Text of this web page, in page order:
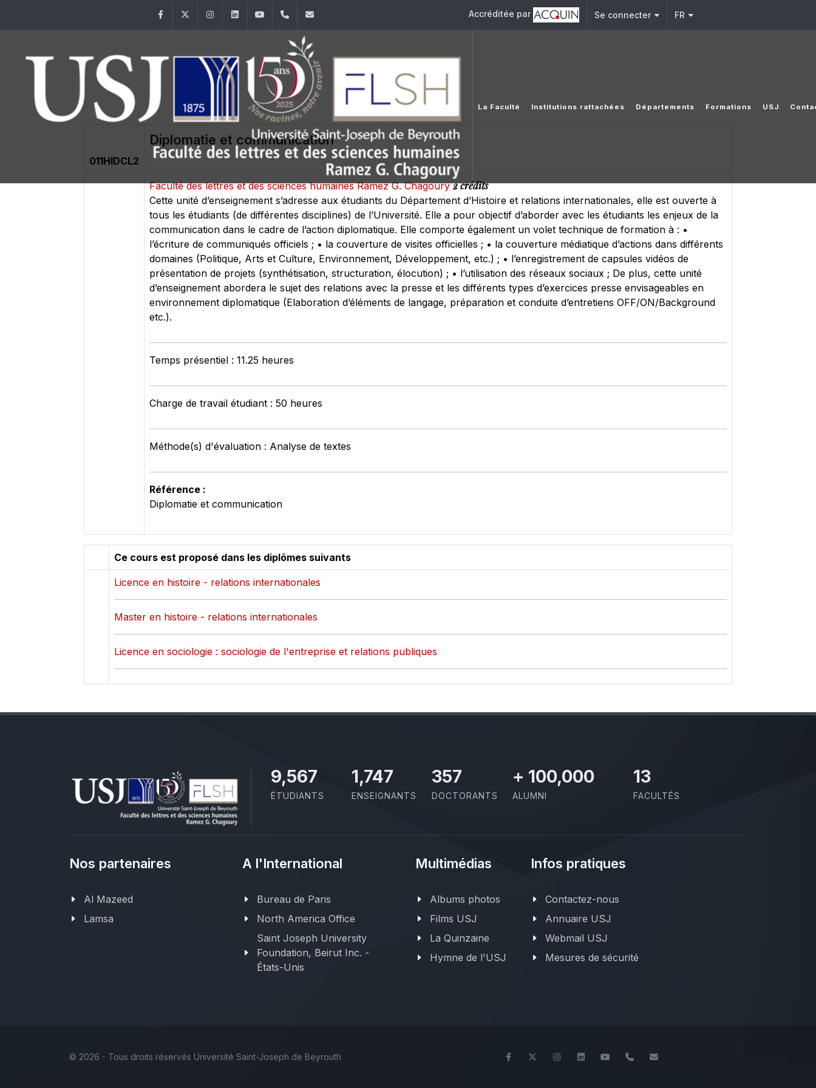
FacebookTwitter InstagramLinkedInYouTube+961 (1) 421 000 Accréditée par Se connecter FR
La Faculté Institutions rattachées Départements Formations USJ
011HIDCL2
Diplomatie et communication
Faculté des lettres et des sciences humaines Ramez G. Chagoury2 crédits
Cette unité d’enseignement s’adresse aux étudiants du Département d’Histoire et relations internationales, elle est ouverte à
tous les étudiants (de différentes disciplines) de l’Université. Elle a pour objectif d’aborder avec les étudiants les enjeux de la
communication dans le cadre de l’action diplomatique. Elle comporte également un volet technique de formation à : •
l’écriture de communiqués officiels ; • la couverture de visites officielles ; • la couverture médiatique d’actions dans différents
domaines (Politique, Arts et Culture, Environnement, Développement, etc.) ; • l’enregistrement de capsules vidéos de
présentation de projets (synthétisation, structuration, élocution) ; • l’utilisation des réseaux sociaux ; De plus, cette unité
d’enseignement abordera le sujet des relations avec la presse et les différents types d’exercices presse envisageables en
environnement diplomatique (Elaboration d’éléments de langage, préparation et conduite d’entretiens OFF/ON/Background
etc.).
Temps présentiel : 11.25 heures
Charge de travail étudiant : 50 heures
Méthode(s) d'évaluation : Analyse de textes
Référence :
Diplomatie et communication
Ce cours est proposé dans les diplômes suivants
Licence en histoire - relations internationales
Master en histoire - relations internationales
Licence en sociologie : sociologie de l'entreprise et relations publiques
10,493
ÉTUDIANTS
1,917
ENSEIGNANTS
391
DOCTORANTS
+ 100,000
ALUMNI
13
FACULTÉS
Nos partenaires
Al Mazeed
Lamsa
A l'International
Bureau de Paris
North America Office
Saint Joseph University
Foundation, Beirut Inc. -
États-Unis
Multimédias
Albums photos
Films USJ
La Quinzaine
Hymne de l'USJ
Infos pratiques
Contactez-nous
Annuaire USJ
Webmail USJ
Mesures de sécurité
© 2026 - Tous droits réservés Université Saint-Joseph de Beyrouth FacebookTwitter InstagramLinkedInYouTube+961 (1) 421 000